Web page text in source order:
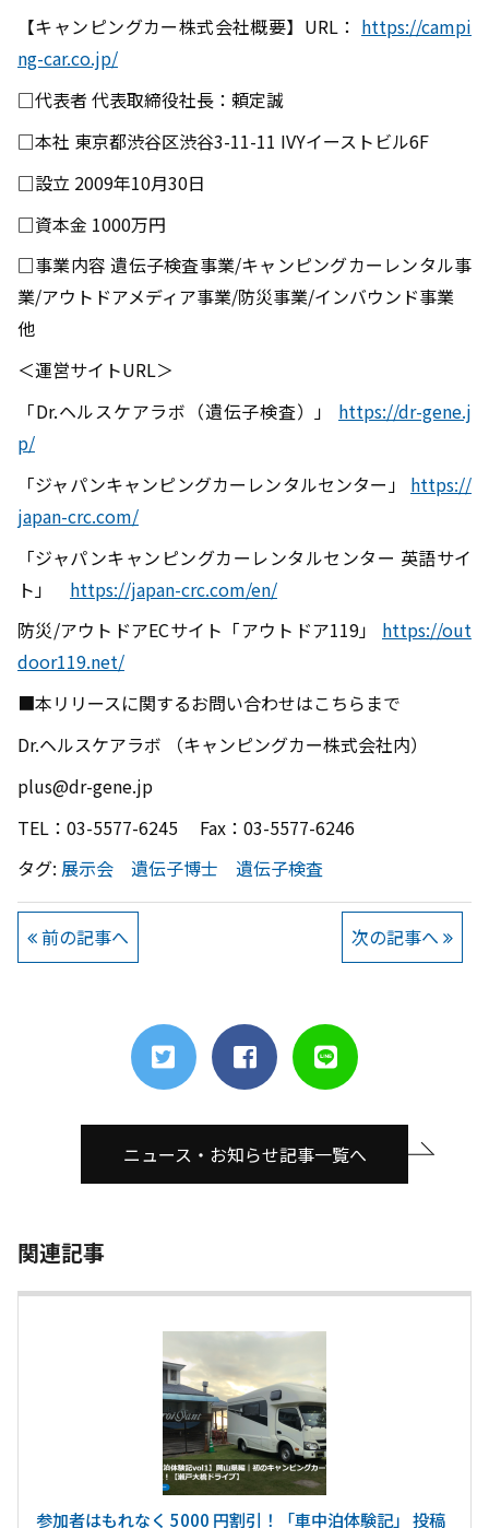
【キャンピングカー株式会社概要】URL： https://campi
ng-car.co.jp/
□代表者 代表取締役社長：頼定誠
□本社 東京都渋谷区渋谷3-11-11 IVYイーストビル6F
□設立 2009年10月30日
□資本金 1000万円
□事業内容 遺伝子検査事業/キャンピングカーレンタル事
業/アウトドアメディア事業/防災事業/インバウンド事業
他
＜運営サイトURL＞
「Dr.ヘルスケアラボ（遺伝子検査）」 https://dr-gene.j
p/
「ジャパンキャンピングカーレンタルセンター」 https://
japan-crc.com/
「ジャパンキャンピングカーレンタルセンター 英語サイ
ト」 https://japan-crc.com/en/
防災/アウトドアECサイト「アウトドア119」 https://out
door119.net/
■本リリースに関するお問い合わせはこちらまで
Dr.ヘルスケアラボ （キャンピングカー株式会社内）
plus@dr-gene.jp
TEL：03-5577-6245 Fax：03-5577-6246
タグ: 展示会 遺伝子博士 遺伝子検査
前の記事へ 次の記事へ
ニュース・お知らせ記事一覧へ
関連記事
参加者はもれなく 5000 円割引！「車中泊体験記」 投稿